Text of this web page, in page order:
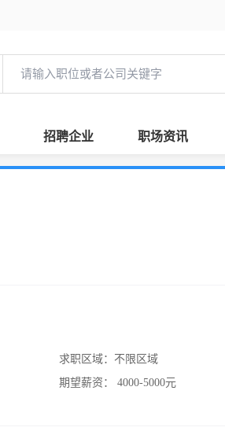
招聘企业 职场资讯
求职区域： 不限区域
期望薪资：
4000-5000元